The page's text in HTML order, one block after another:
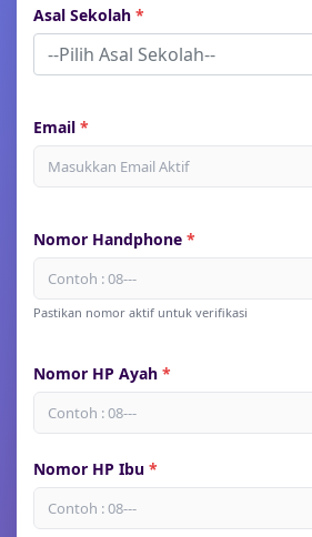
Asal Sekolah
--Pilih Asal Sekolah--
Email
Nomor Handphone
Pastikan nomor aktif untuk verifikasi
Nomor HP Ayah
Nomor HP Ibu